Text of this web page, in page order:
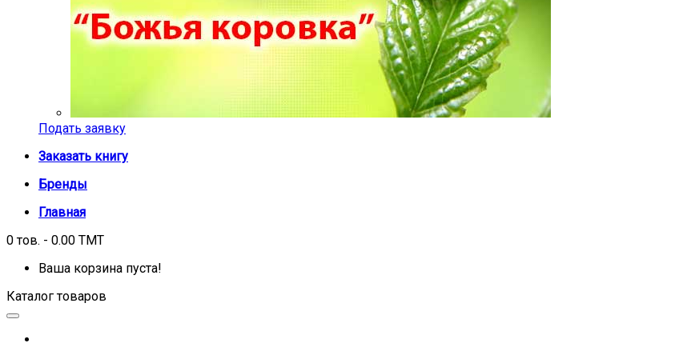
Подать заявку
Заказать книгу
Бренды
Главная
0 тов. - 0.00 TMT
Ваша корзина пуста!
Каталог товаров